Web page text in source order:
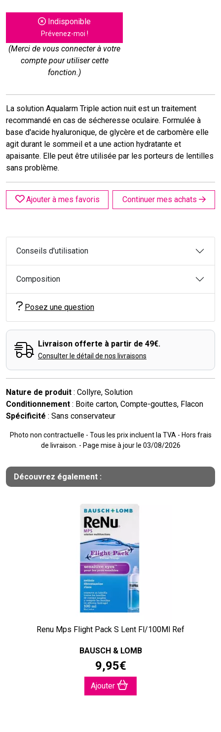
Indisponible
Prévenez-moi !
(Merci de vous connecter à votre
compte pour utiliser cette
fonction.)
La solution Aqualarm Triple action nuit est un traitement
recommandé en cas de sécheresse oculaire. Formulée à
base d'acide hyaluronique, de glycère et de carbomère elle
agit durant le sommeil et a une action hydratante et
apaisante. Elle peut être utilisée par les porteurs de lentilles
sans problème.
Ajouter à mes favoris Continuer mes achats
Conseils d'utilisation
Composition
Posez une question
Livraison offerte à partir de 49€.
Consulter le détail de nos livraisons
Nature de produit : Collyre, Solution
Conditionnement : Boite carton, Compte-gouttes, Flacon
Spécificité : Sans conservateur
Photo non contractuelle - Tous les prix incluent la TVA - Hors frais
de livraison. - Page mise à jour le 03/08/2026
Découvrez également :
Renu Mps Flight Pack S Lent Fl/100Ml Ref
BAUSCH & LOMB
9,95€
Ajouter